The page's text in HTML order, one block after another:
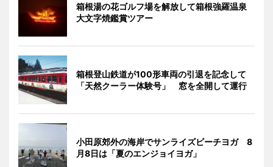
箱根湯の花ゴルフ場を解放して箱根強羅温泉
大文字焼鑑賞ツアー
箱根登山鉄道が100形車両の引退を記念して
「天然クーラー体験号」 窓を全開して運行
小田原郊外の海岸でサンライズビーチヨガ 8
月8日は「夏のエンジョイヨガ」